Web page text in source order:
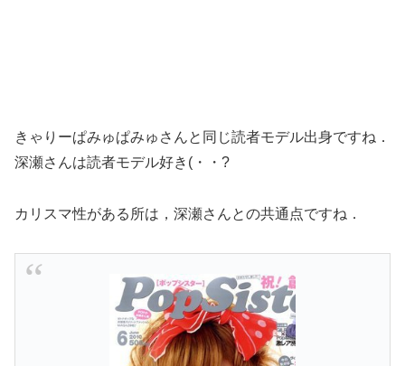
きゃりーぱみゅぱみゅさんと同じ読者モデル出身ですね．
深瀬さんは読者モデル好き(・・?
カリスマ性がある所は，深瀬さんとの共通点ですね．